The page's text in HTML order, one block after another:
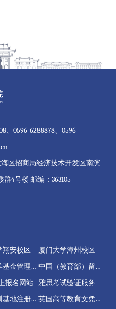
、0596-6288878、0596-
区招商局经济技术开发区南滨
4号楼 邮编：363105
翔安校区
厦门大学漳州校区
国家留学基金管理委员会
中国（教育部）留学服务中心
报名网站
雅思考试验证服务
留学培训基地注册管理系统 英国高等教育文凭项目注册管理系统